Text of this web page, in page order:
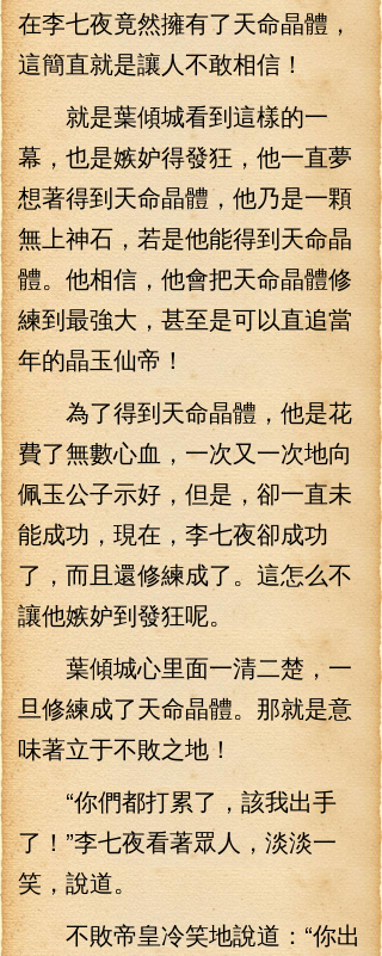
在李七夜竟然擁有了天命晶體，
這簡直就是讓人不敢相信！
就是葉傾城看到這樣的一
幕，也是嫉妒得發狂，他一直夢
想著得到天命晶體，他乃是一顆
無上神石，若是他能得到天命晶
體。他相信，他會把天命晶體修
練到最強大，甚至是可以直追當
年的晶玉仙帝！
為了得到天命晶體，他是花
費了無數心血，一次又一次地向
佩玉公子示好，但是，卻一直未
能成功，現在，李七夜卻成功
了，而且還修練成了。這怎么不
讓他嫉妒到發狂呢。
葉傾城心里面一清二楚，一
旦修練成了天命晶體。那就是意
味著立于不敗之地！
“你們都打累了，該我出手
了！”李七夜看著眾人，淡淡一
笑，說道。
不敗帝皇冷笑地說道：“你出